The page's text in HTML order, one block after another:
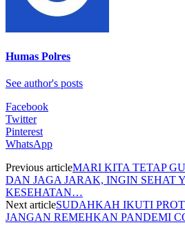
Humas Polres
See author's posts
Facebook
Twitter
Pinterest
WhatsApp
Previous articleMARI KITA TETAP
DAN JAGA JARAK, INGIN SEHAT
KESEHATAN…
Next articleSUDAHKAH IKUTI
JANGAN REMEHKAN PANDEMI